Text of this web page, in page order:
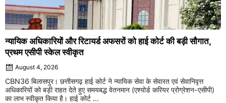
न्यायिक अधिकारियों और रिटायर्ड अफसरों को हाई कोर्ट की बड़ी सौगात,
प्रथम एसीपी स्केल स्वीकृत
August 4, 2026
CBN36 बिलासपुर। छत्तीसगढ़ हाई कोर्ट ने न्यायिक सेवा के सेवारत एवं सेवानिवृत्त
अधिकारियों को बड़ी राहत देते हुए समयबद्ध वेतनमान (एश्योर्ड करियर प्रोग्रेशन-एसीपी)
का लाभ स्वीकृत किया है। हाई कोर्ट ...